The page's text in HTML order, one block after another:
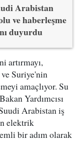
Arabistan
ve haberleşme
duyurdu
artırmayı,
Suriye'nin
amaçlıyor. Su
Yardımcısı
Arabistan iş
elektrik
bir adım olarak